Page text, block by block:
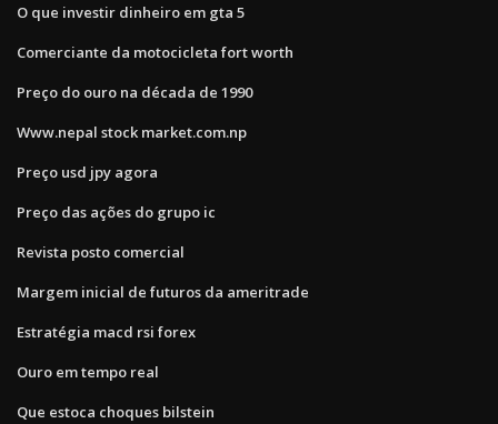
O que investir dinheiro em gta 5
Comerciante da motocicleta fort worth
Preço do ouro na década de 1990
Www.nepal stock market.com.np
Preço usd jpy agora
Preço das ações do grupo ic
Revista posto comercial
Margem inicial de futuros da ameritrade
Estratégia macd rsi forex
Ouro em tempo real
Que estoca choques bilstein